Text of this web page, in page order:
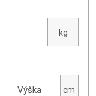
kg
Výška cm